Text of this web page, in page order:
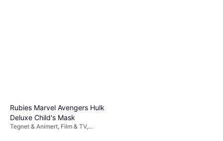
Rubies Marvel Avengers Hulk
Deluxe Child's Mask
Tegnet & Animert, Film & TV,